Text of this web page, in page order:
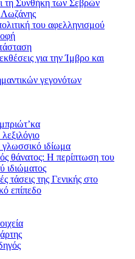
τη Συνθήκη των Σεβρών
του αφελληνισμού
για την Ίμβρο και
γεγονότων
γλωσσικό ιδίωμα
θάνατος: Η περίπτωση του
ιδιώματος
τάσεις της Γενικής στο
επίπεδο